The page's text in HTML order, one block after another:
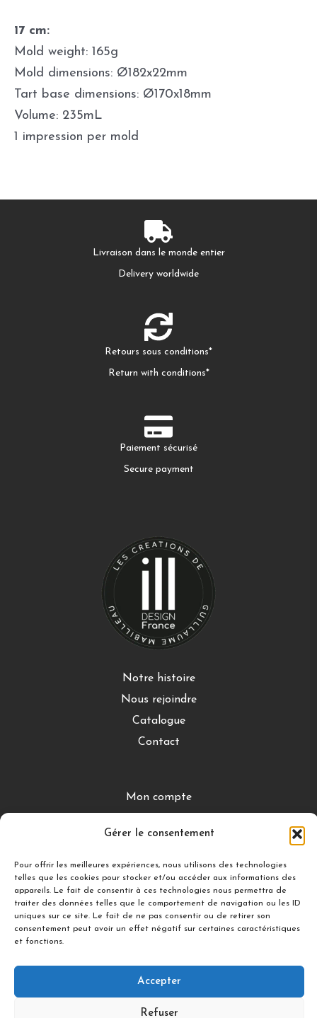
Gérer le consentement
Pour offrir les meilleures expériences, nous utilisons des technologies
telles que les cookies pour stocker et/ou accéder aux informations des
appareils. Le fait de consentir à ces technologies nous permettra de
traiter des données telles que le comportement de navigation ou les ID
uniques sur ce site. Le fait de ne pas consentir ou de retirer son
consentement peut avoir un effet négatif sur certaines caractéristiques
et fonctions.
Accepter
Refuser
17 cm:
Mold weight: 165g
Mold dimensions: Ø182x22mm
Tart base dimensions: Ø170x18mm
Volume: 235mL
1 impression per mold
Livraison dans le monde entier
Delivery worldwide
Retours sous conditions*
Return with conditions*
Paiement sécurisé
Secure payment
Notre histoire
Nous rejoindre
Catalogue
Contact
Mon compte
Mentions légales
Conditions de retour
DÉCOUVRIR
Suivez-nous